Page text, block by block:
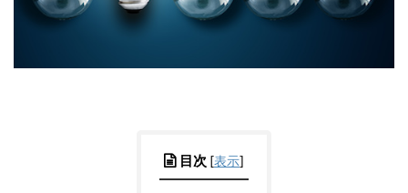
目次 [表示]